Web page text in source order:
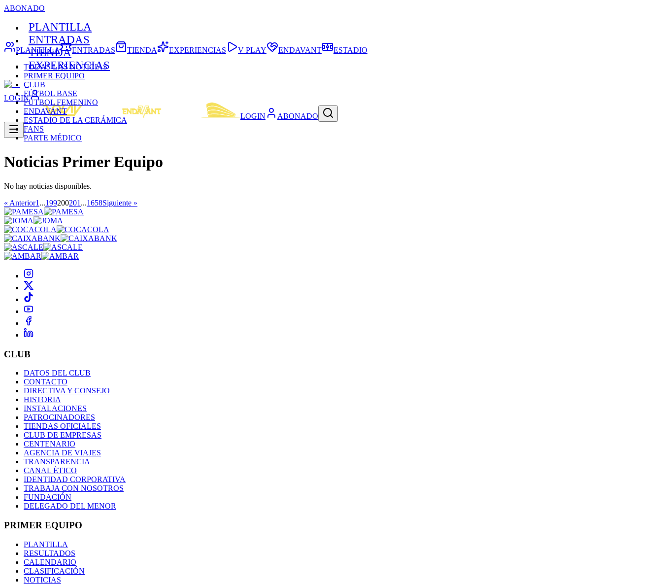
ABONADO
PLANTILLA
ENTRADAS
TIENDA
EXPERIENCIAS
LOGIN
LOGIN ABONADO
PLANTILLA ENTRADAS TIENDA EXPERIENCIAS V PLAY ENDAVANT
ESTADIO
TODAS LAS NOTICIAS
PRIMER EQUIPO
CLUB
FÚTBOL BASE
FÚTBOL FEMENINO
ENDAVANT
ESTADIO DE LA CERÁMICA
FANS
PARTE MÉDICO
Noticias Primer Equipo
No hay noticias disponibles.
« Anterior1 ...199200201 ...1658Siguiente »
CLUB
DATOS DEL CLUB
CONTACTO
DIRECTIVA Y CONSEJO
HISTORIA
INSTALACIONES
PATROCINADORES
TIENDAS OFICIALES
CLUB DE EMPRESAS
CENTENARIO
AGENCIA DE VIAJES
TRANSPARENCIA
CANAL ÉTICO
IDENTIDAD CORPORATIVA
TRABAJA CON NOSOTROS
FUNDACIÓN
DELEGADO DEL MENOR
PRIMER EQUIPO
PLANTILLA
RESULTADOS
CALENDARIO
CLASIFICACIÓN
NOTICIAS